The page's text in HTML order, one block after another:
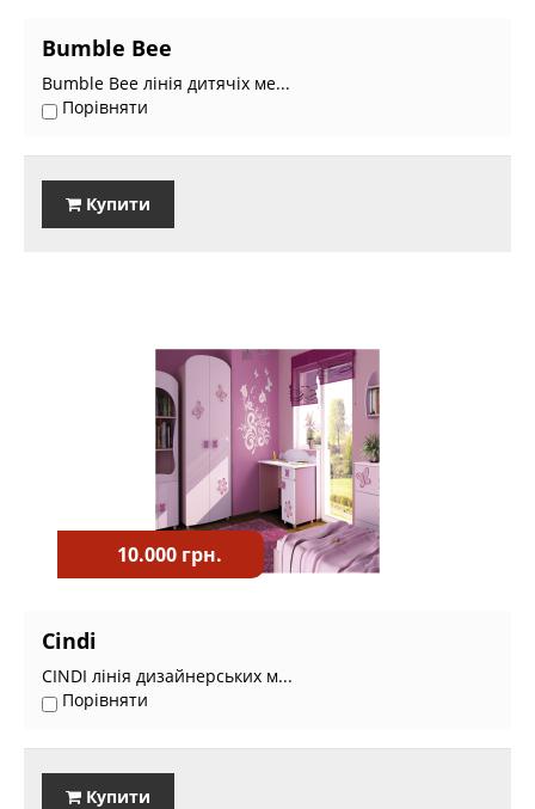
Bumble Bee
Bumble Bee лінія дитячіх ме...
Порівняти
Купити
10.000 грн.
Cindi
CINDI лінія дизайнерських м...
Порівняти
Купити